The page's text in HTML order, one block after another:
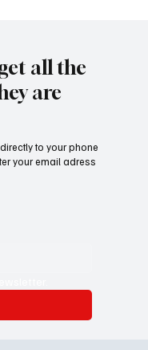
all the
are
to your phone
your email adress